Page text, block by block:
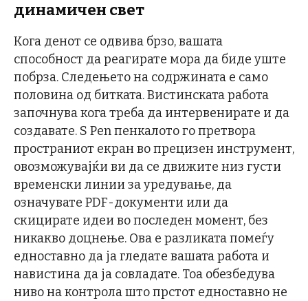
динамичен свет
Кога денот се одвива брзо, вашата
способност да реагирате мора да биде уште
побрза. Следењето на содржината е само
половина од битката. Вистинската работа
започнува кога треба да интервенирате и да
создавате. S Pen пенкалото го претвора
пространиот екран во прецизен инструмент,
овозможувајќи ви да се движите низ густи
временски линии за уредување, да
означувате PDF-документи или да
скицирате идеи во последен момент, без
никакво доцнење. Ова е разликата помеѓу
едноставно да ја гледате вашата работа и
навистина да ја совладате. Тоа обезбедува
ниво на контрола што прстот едноставно не